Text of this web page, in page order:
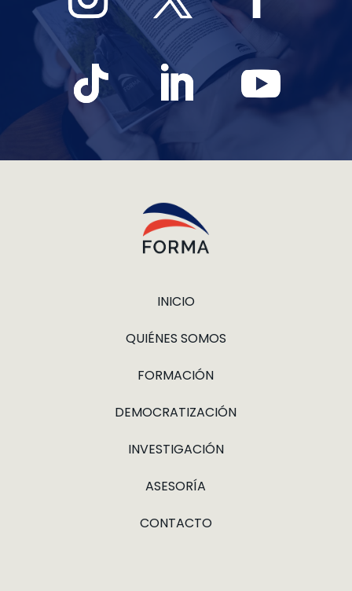
INICIO
QUIÉNES SOMOS
FORMACIÓN
DEMOCRATIZACIÓN
INVESTIGACIÓN
ASESORÍA
CONTACTO